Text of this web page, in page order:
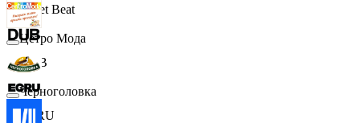
Street Beat
DUB
ECRU
Цетро Мода
Черноголовка